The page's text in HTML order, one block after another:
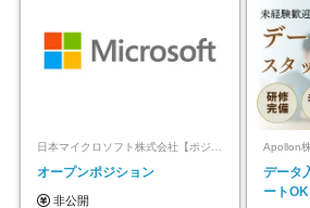
オープンポジション
非公開
Apollon
データ
ートOK